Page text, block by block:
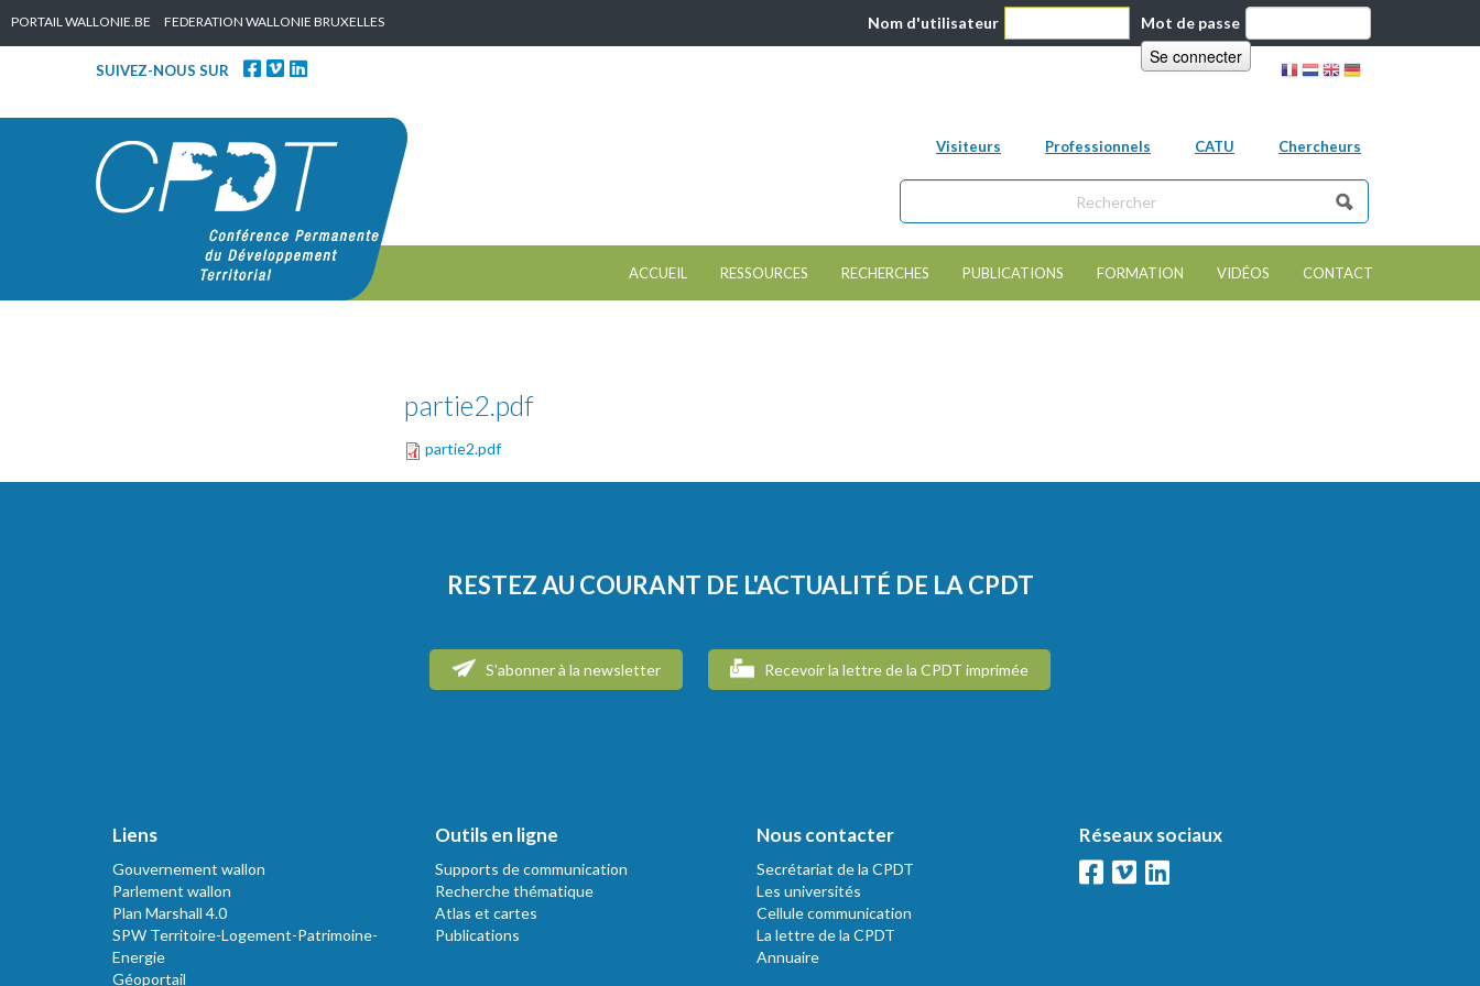
PORTAIL WALLONIE.BE FEDERATION WALLONIE BRUXELLES Nom d'utilisateur Mot de passe
SUIVEZ-NOUS SUR
Visiteurs Professionnels CATU Chercheurs
Formulaire de recherche
Chercher dans ce site
ACCUEIL RESSOURCES RECHERCHES PUBLICATIONS FORMATION VIDÉOS CONTACT
partie2.pdf
partie2.pdf
RESTEZ AU COURANT DE L'ACTUALITÉ DE LA CPDT
S'abonner à la newsletter Recevoir la lettre de la CPDT imprimée
Liens
Gouvernement wallon
Parlement wallon
Plan Marshall 4.0
SPW Territoire-Logement-Patrimoine-
Energie
Géoportail
Outils en ligne
Supports de communication
Recherche thématique
Atlas et cartes
Publications
Nous contacter
Secrétariat de la CPDT
Les universités
Cellule communication
La lettre de la CPDT
Annuaire
Réseaux sociaux